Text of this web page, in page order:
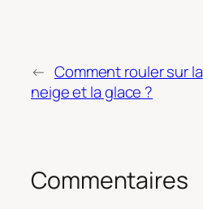
← Comment rouler sur la
neige et la glace ?
Commentaires